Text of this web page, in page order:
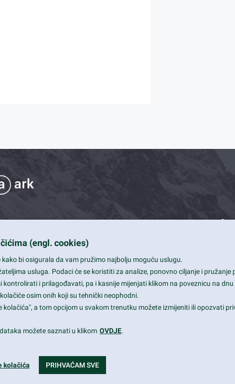
Contact Info
View, CA 94043
+1 650-253-0000
Daily: 9:00 am - 6:00
(engl. cookies)
bi osigurala da vam pružimo najbolju moguću uslugu.
usluga. Podaci će se koristiti za analize, ponovno ciljanje i
i prilagođavati, pa i kasnije mijenjati klikom na poveznicu na dnu
osim onih koji su tehnički neophodni.
a tom opcijom u svakom trenutku možete izmijeniti ili opozvati
možete saznati u klikom OVDJE.
kolačića PRIHVAĆAM SVE